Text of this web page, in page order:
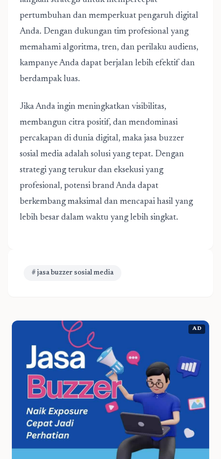
pertumbuhan dan memperkuat pengaruh digital
Anda. Dengan dukungan tim profesional yang
memahami algoritma, tren, dan perilaku audiens,
kampanye Anda dapat berjalan lebih efektif dan
berdampak luas.
Jika Anda ingin meningkatkan visibilitas,
membangun citra positif, dan mendominasi
percakapan di dunia digital, maka jasa buzzer
sosial media adalah solusi yang tepat. Dengan
strategi yang terukur dan eksekusi yang
profesional, potensi brand Anda dapat
berkembang maksimal dan mencapai hasil yang
lebih besar dalam waktu yang lebih singkat.
# jasa buzzer sosial media
AD